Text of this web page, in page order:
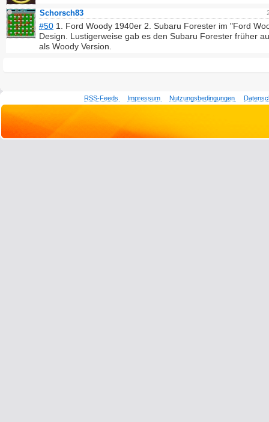
Schorsch83
#50 1. Ford Woody 1940er 2. Subaru Forester im "Ford
Design. Lustigerweise gab es den Subaru Forester früher
als Woody Version.
RSS-Feeds Impressum Nutzungsbedingungen